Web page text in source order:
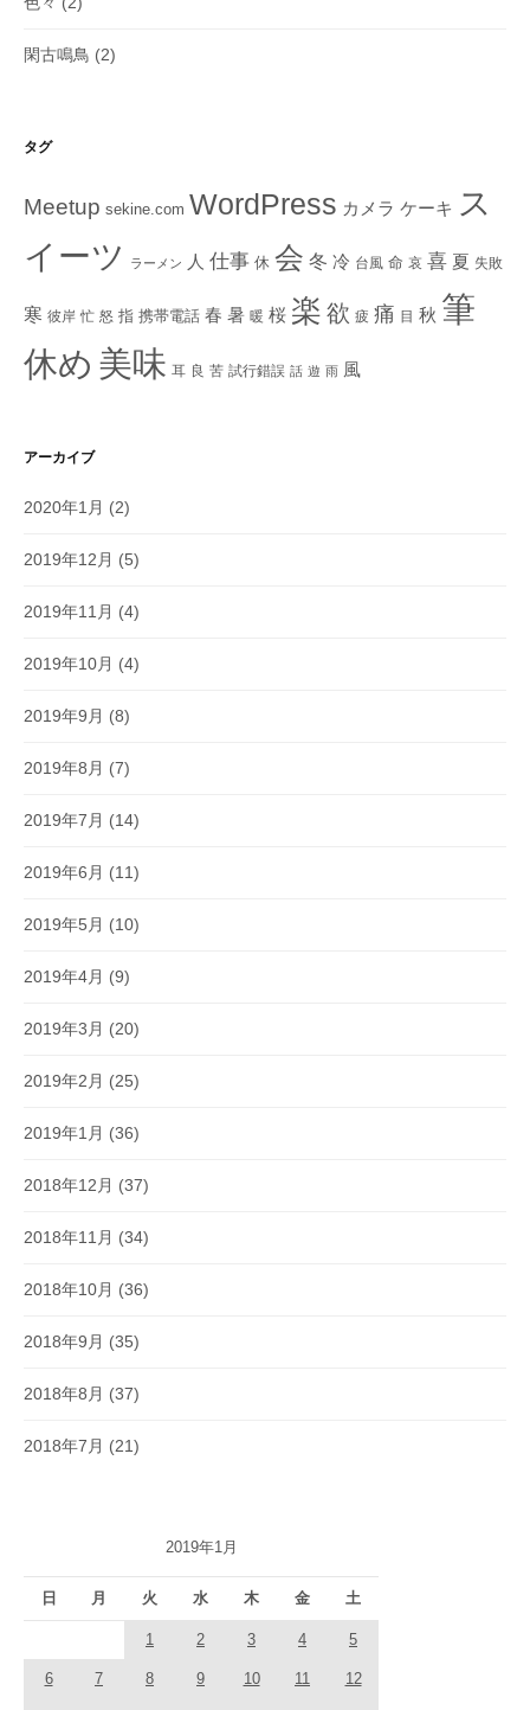
閑古鳴鳥 (2)
タグ
Meetup sekine.com WordPress カメラ ケーキ ス
イーツ
ラーメン 人 仕事 休 会 冬 冷 台風 命 哀 喜 夏 失敗
寒 彼岸 忙 怒 指 携帯電話 春 暑 暖 桜 楽 欲 疲 痛 目 秋 筆
休め 美味 耳 良 苦 試行錯誤 話 遊 雨 風
アーカイブ
2020年1月 (2)
2019年12月 (5)
2019年11月 (4)
2019年10月 (4)
2019年9月 (8)
2019年8月 (7)
2019年7月 (14)
2019年6月 (11)
2019年5月 (10)
2019年4月 (9)
2019年3月 (20)
2019年2月 (25)
2019年1月 (36)
2018年12月 (37)
2018年11月 (34)
2018年10月 (36)
2018年9月 (35)
2018年8月 (37)
2018年7月 (21)
2019年1月
日 月 火 水 木 金 土
1 2 3 4 5
6 7 8 9 10 11 12